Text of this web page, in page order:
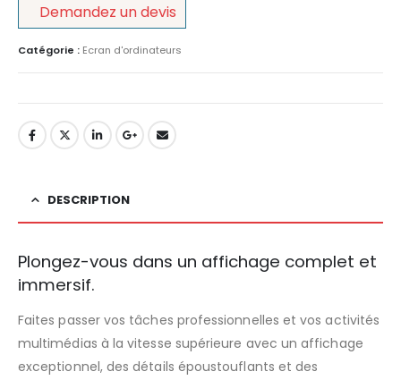
Demandez un devis
Catégorie : Ecran d'ordinateurs
DESCRIPTION
Plongez-vous dans un affichage complet et
immersif.
Faites passer vos tâches professionnelles et vos activités
multimédias à la vitesse supérieure avec un affichage
exceptionnel, des détails époustouflants et des